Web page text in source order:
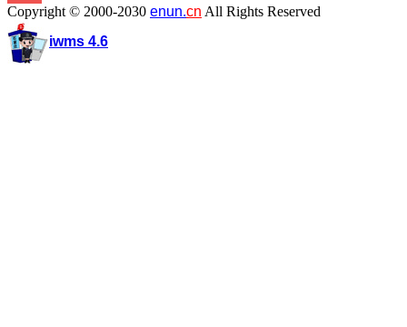
Copyright © 2000-2030 enun.cn All Rights Reserved
iwms 4.6